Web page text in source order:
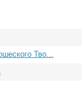
Тво...